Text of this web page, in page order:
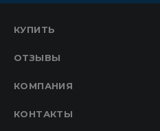
КУПИТЬ
ОТЗЫВЫ
КОМПАНИЯ
КОНТАКТЫ